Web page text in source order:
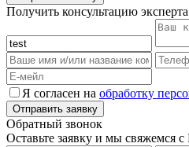
Получить консультацию эксперта
Я согласен на обработку
Обратный звонок
Оставьте заявку и мы свяжемся